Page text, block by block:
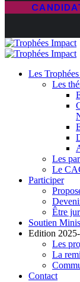
Les
Les
Les
Le
Participer
Être
Soutien
Edition
Les
La
Contact